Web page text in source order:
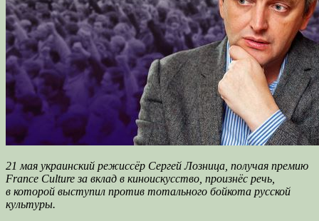
21 мая украинский режиссёр Сергей Лозница, получая премию
France Culture за вклад в киноискусство, произнёс речь,
в которой выступил против тотального бойкота русской
культуры.